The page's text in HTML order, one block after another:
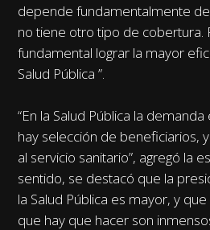
depende fundamentalmente
no tiene otro tipo de cobertura.
fundamental lograr la mayor
Salud Pública ”.
“En la Salud Pública la
hay selección de beneficiarios,
al servicio sanitario”, agregó la
sentido, se destacó que la
la Salud Pública es mayor, y
que hay que hacer son